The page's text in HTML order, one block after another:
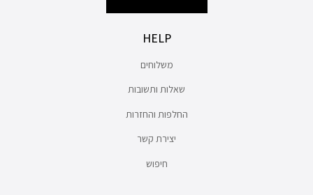
HELP
משלוחים
שאלות ותשובות
החלפות והחזרות
יצירת קשר
חיפוש